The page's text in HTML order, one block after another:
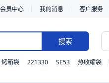
会员中心 我的消息 客户服务
搜索
烤箱袋 221330 SE53 热收缩袋